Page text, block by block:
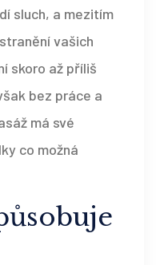
sluch, a mezitím
vašich
skoro až příliš
bez práce a
má své
co možná